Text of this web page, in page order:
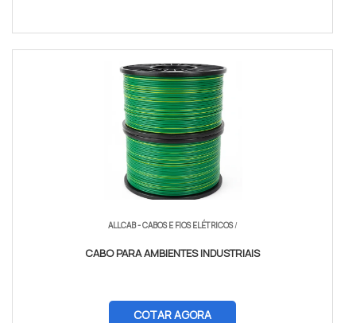
ALLCAB - CABOS E FIOS ELÉTRICOS/
CABO PARA AMBIENTES INDUSTRIAIS
COTAR AGORA